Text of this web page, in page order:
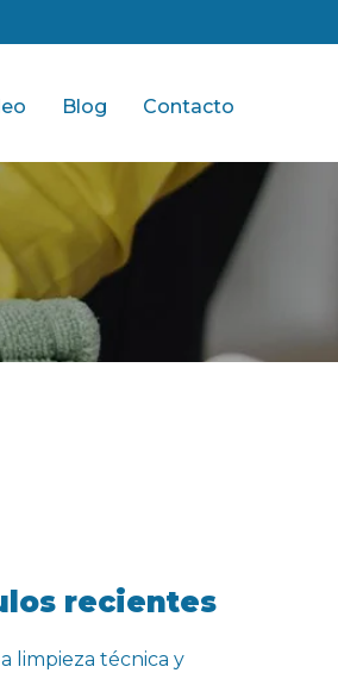
Blog Contacto
recientes
limpieza técnica y